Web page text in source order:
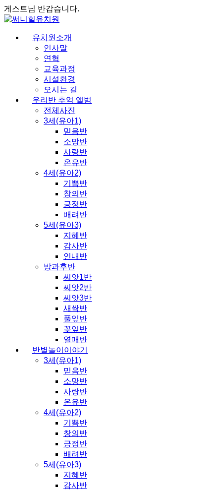
게스트님 반갑습니다.
유치원소개
인사말
연혁
교육과정
시설환경
오시는 길
우리반 추억 앨범
전체사진
3세(유아1)
믿음반
소망반
사랑반
온유반
4세(유아2)
기쁨반
창의반
긍정반
배려반
5세(유아3)
지혜반
감사반
인내반
방과후반
씨앗1반
씨앗2반
씨앗3반
새싹반
풀잎반
꽃잎반
열매반
반별놀이이야기
3세(유아1)
믿음반
소망반
사랑반
온유반
4세(유아2)
기쁨반
창의반
긍정반
배려반
5세(유아3)
지혜반
감사반